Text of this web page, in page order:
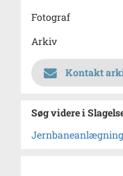
Fotograf
Arkiv
Kontakt
Søg videre i
Jernbaneanlægning